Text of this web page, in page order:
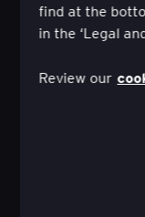
find at the
in the ‘Legal
Review our